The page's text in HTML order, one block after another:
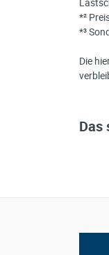
*²
*³
Die
Das